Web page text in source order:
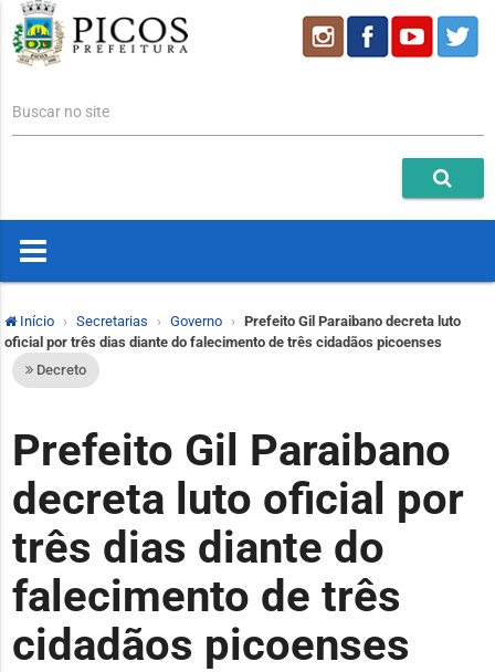
Buscar no site
Início Secretarias Governo
Prefeito Gil Paraibano decreta luto
oficial por três dias diante do falecimento de três cidadãos picoenses
Decreto
Prefeito Gil Paraibano
decreta luto oficial por
três dias diante do
falecimento de três
cidadãos picoenses